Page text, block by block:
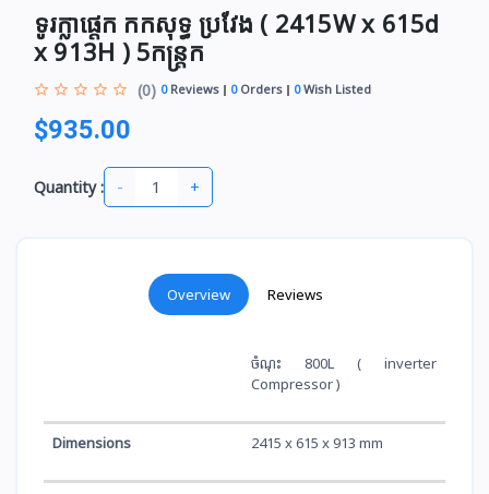
ទូរក្លាផ្តេក កកសុទ្ធ ប្រវែង ( 2415W x 615d
x 913H ) 5កន្រ្តក
(0) 0Reviews 0Orders 0Wish Listed
$935.00
Quantity : - +
Overview Reviews
ចំណុះ​ 800L ( inverter
Compressor )
Dimensions 2415 x 615 x 913 mm